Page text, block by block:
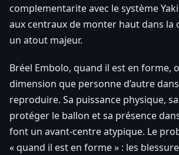
complementarite avec le système
aux centraux de monter haut dans la
un atout majeur.
Bréel Embolo, quand il est en forme,
dimension que personne d’autre
reproduire. Sa puissance physique,
protéger le ballon et sa présence
font un avant-centre atypique. Le
« quand il est en forme » : les